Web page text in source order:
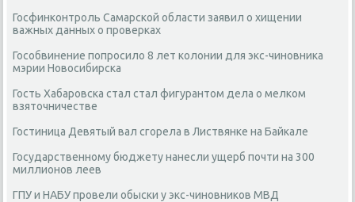
Госфинконтроль Самарской области заявил о хищении
важных данных о проверках
Гособвинение попросило 8 лет колонии для экс-чиновника
мэрии Новосибирска
Гость Хабаровска стал стал фигурантом дела о мелком
взяточничестве
Гостиница Девятый вал сгорела в Листвянке на Байкале
Государственному бюджету нанесли ущерб почти на 300
миллионов леев
ГПУ и НАБУ провели обыски у экс-чиновников МВД